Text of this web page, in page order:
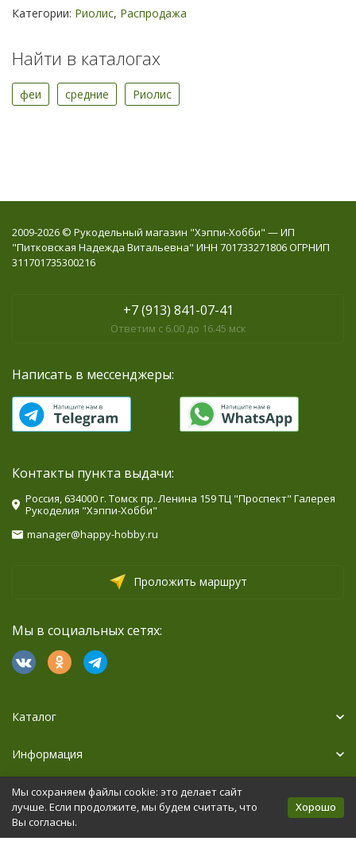
Категории: Риолис, Распродажа
Найти в каталогах
феи средние Риолис
2009-2026 © Рукодельный магазин "Хэппи-Хобби" — ИП
"Питковская Надежда Витальевна" ИНН 701733271806 ОГРНИП
311701735300216
+7 (913) 841-07-41
Ответим с 6.00 до 16.45 мск
Написать в мессенджеры:
Контакты пункта выдачи:
Россия, 634000 г. Томск пр. Ленина 159 ТЦ "Проспект" Галерея
Рукоделия "Хэппи-Хобби"
manager@happy-hobby.ru
Проложить маршрут
Мы в социальных сетях:
Каталог
Информация
Дополнительно
Мы сохраняем файлы cookie: это делает сайт
лучше. Если продолжите, мы будем считать, что
Вы согласны.
Хорошо